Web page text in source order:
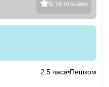
5/ 16 отзывов
2.5 часа Пешком